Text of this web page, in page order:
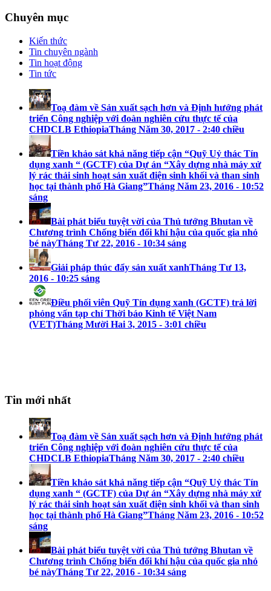
Chuyên mục
Kiến thức
Tin chuyên ngành
Tin hoạt động
Tin tức
Toạ đàm về Sản xuất sạch hơn và Định hướng phát
triển Công nghiệp với đoàn nghiên cứu thực tế của
CHDCLB EthiopiaTháng Năm 30, 2017 - 2:40 chiều
Tiền khảo sát khả năng tiếp cận “Quỹ Uỷ thác Tín
dụng xanh “ (GCTF) của Dự án “Xây dựng nhà máy xử
lý rác thải sinh hoạt sản xuất điện sinh khối và than sinh
học tại thành phố Hà Giang”Tháng Năm 23, 2016 - 10:52
sáng
Bài phát biểu tuyệt vời của Thủ tướng Bhutan về
Chương trình Chống biến đổi khí hậu của quốc gia nhỏ
bé nàyTháng Tư 22, 2016 - 10:34 sáng
Giải pháp thúc đẩy sản xuất xanhTháng Tư 13,
2016 - 10:25 sáng
Điều phối viên Quỹ Tín dụng xanh (GCTF) trả lời
phỏng vấn tạp chí Thời báo Kinh tế Việt Nam
(VET)Tháng Mười Hai 3, 2015 - 3:01 chiều
Tin mới nhất
Toạ đàm về Sản xuất sạch hơn và Định hướng phát
triển Công nghiệp với đoàn nghiên cứu thực tế của
CHDCLB EthiopiaTháng Năm 30, 2017 - 2:40 chiều
Tiền khảo sát khả năng tiếp cận “Quỹ Uỷ thác Tín
dụng xanh “ (GCTF) của Dự án “Xây dựng nhà máy xử
lý rác thải sinh hoạt sản xuất điện sinh khối và than sinh
học tại thành phố Hà Giang”Tháng Năm 23, 2016 - 10:52
sáng
Bài phát biểu tuyệt vời của Thủ tướng Bhutan về
Chương trình Chống biến đổi khí hậu của quốc gia nhỏ
bé nàyTháng Tư 22, 2016 - 10:34 sáng